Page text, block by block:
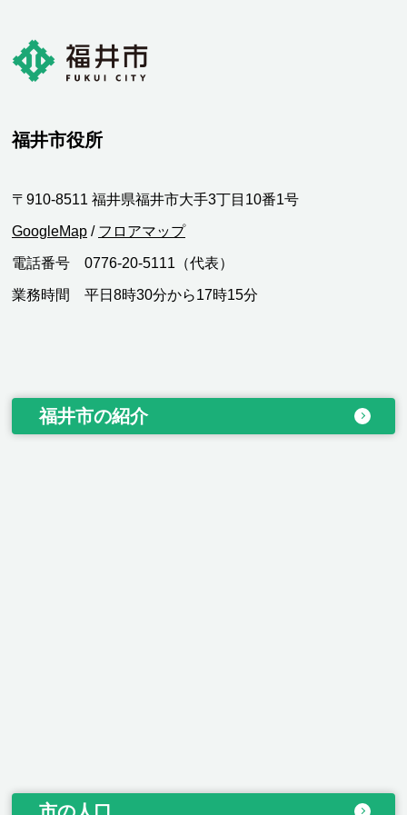
福井市役所
〒910-8511 福井県福井市大手3丁目10番1号
GoogleMap / フロアマップ
電話番号 0776-20-5111（代表）
業務時間 平日8時30分から17時15分
福井市の紹介